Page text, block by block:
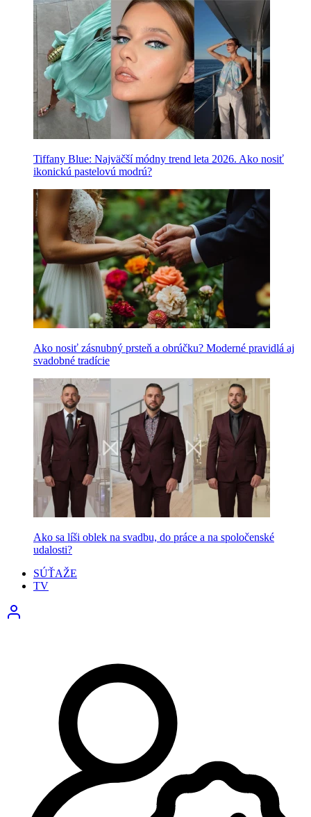
Tiffany Blue: Najväčší módny trend leta 2026. Ako nosiť
ikonickú pastelovú modrú?
Ako nosiť zásnubný prsteň a obrúčku? Moderné pravidlá aj
svadobné tradície
Ako sa líši oblek na svadbu, do práce a na spoločenské
udalosti?
SÚŤAŽE
TV